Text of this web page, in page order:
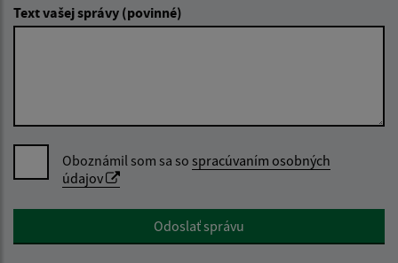
Text vašej správy (povinné)
Oboznámil som sa so spracúvaním osobných
údajov
Google reCaptcha ResponseOdoslať správu